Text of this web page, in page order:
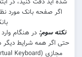
نکته سوم: در هنگام
حتی اگر همه شرایط